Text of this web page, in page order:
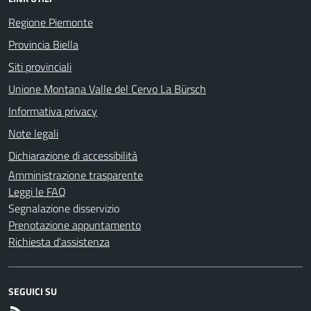
Regione Piemonte
Provincia Biella
Siti provinciali
Unione Montana Valle del Cervo La Bürsch
Informativa privacy
Note legali
Dichiarazione di accessibilità
Amministrazione trasparente
Leggi le FAQ
Segnalazione disservizio
Prenotazione appuntamento
Richiesta d'assistenza
SEGUICI SU